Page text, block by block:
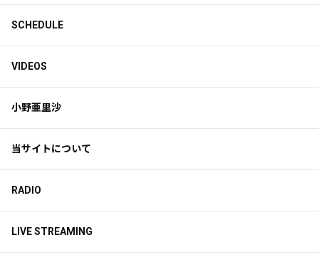
SCHEDULE
VIDEOS
小野亜里沙
当サイトについて
RADIO
LIVE STREAMING